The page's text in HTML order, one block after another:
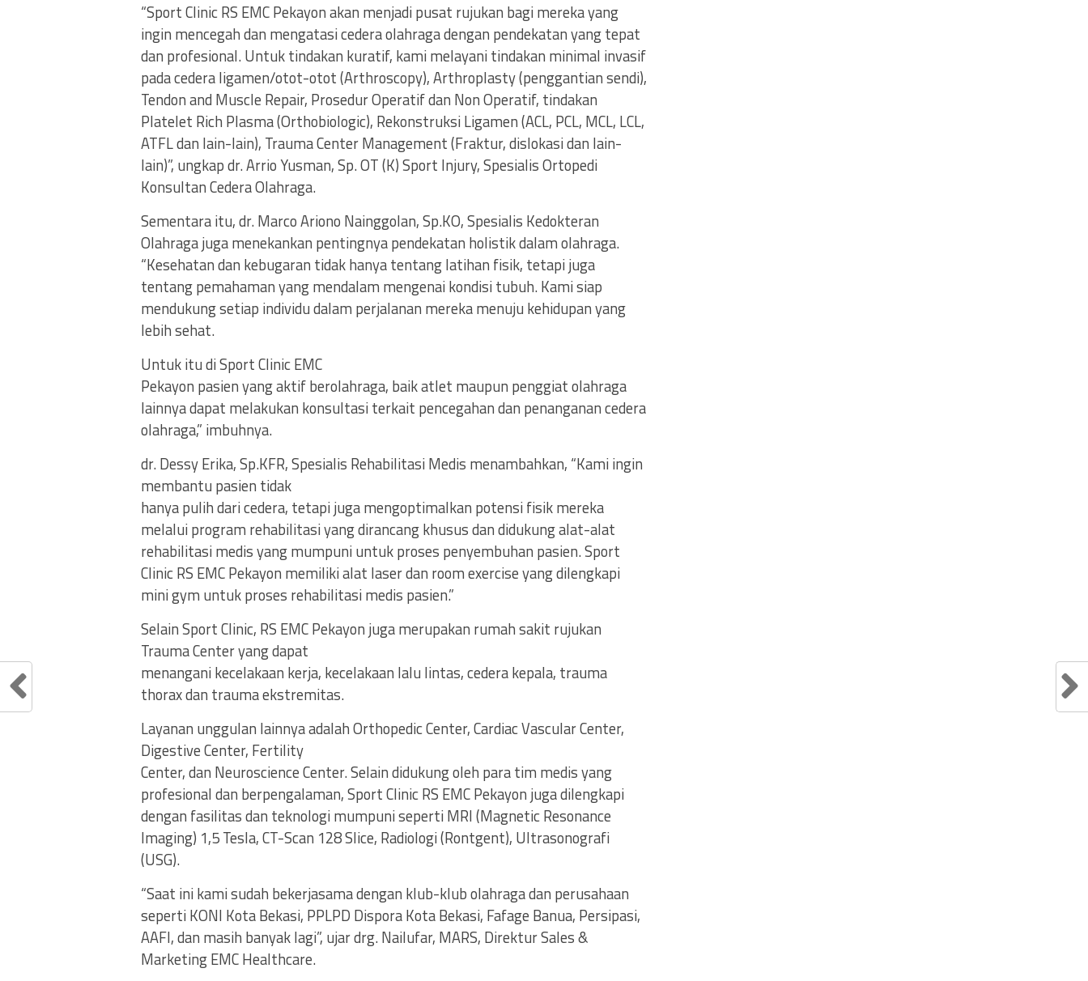
“Sport Clinic RS EMC Pekayon akan menjadi pusat rujukan bagi mereka yang
ingin mencegah dan mengatasi cedera olahraga dengan pendekatan yang tepat
dan profesional. Untuk tindakan kuratif, kami melayani tindakan minimal invasif
pada cedera ligamen/otot-otot (Arthroscopy), Arthroplasty (penggantian sendi),
Tendon and Muscle Repair, Prosedur Operatif dan Non Operatif, tindakan
Platelet Rich Plasma (Orthobiologic), Rekonstruksi Ligamen (ACL, PCL, MCL, LCL,
ATFL dan lain-lain), Trauma Center Management (Fraktur, dislokasi dan lain-
lain)”, ungkap dr. Arrio Yusman, Sp. OT (K) Sport Injury, Spesialis Ortopedi
Konsultan Cedera Olahraga.
Sementara itu, dr. Marco Ariono Nainggolan, Sp.KO, Spesialis Kedokteran
Olahraga juga menekankan pentingnya pendekatan holistik dalam olahraga.
“Kesehatan dan kebugaran tidak hanya tentang latihan fisik, tetapi juga
tentang pemahaman yang mendalam mengenai kondisi tubuh. Kami siap
mendukung setiap individu dalam perjalanan mereka menuju kehidupan yang
lebih sehat.
Untuk itu di Sport Clinic EMC
Pekayon pasien yang aktif berolahraga, baik atlet maupun penggiat olahraga
lainnya dapat melakukan konsultasi terkait pencegahan dan penanganan cedera
olahraga,” imbuhnya.
dr. Dessy Erika, Sp.KFR, Spesialis Rehabilitasi Medis menambahkan, “Kami ingin
membantu pasien tidak
hanya pulih dari cedera, tetapi juga mengoptimalkan potensi fisik mereka
melalui program rehabilitasi yang dirancang khusus dan didukung alat-alat
rehabilitasi medis yang mumpuni untuk proses penyembuhan pasien. Sport
Clinic RS EMC Pekayon memiliki alat laser dan room exercise yang dilengkapi
mini gym untuk proses rehabilitasi medis pasien.”
Selain Sport Clinic, RS EMC Pekayon juga merupakan rumah sakit rujukan
Trauma Center yang dapat
menangani kecelakaan kerja, kecelakaan lalu lintas, cedera kepala, trauma
thorax dan trauma ekstremitas.
Layanan unggulan lainnya adalah Orthopedic Center, Cardiac Vascular Center,
Digestive Center, Fertility
Center, dan Neuroscience Center. Selain didukung oleh para tim medis yang
profesional dan berpengalaman, Sport Clinic RS EMC Pekayon juga dilengkapi
dengan fasilitas dan teknologi mumpuni seperti MRI (Magnetic Resonance
Imaging) 1,5 Tesla, CT-Scan 128 Slice, Radiologi (Rontgent), Ultrasonografi
(USG).
“Saat ini kami sudah bekerjasama dengan klub-klub olahraga dan perusahaan
seperti KONI Kota Bekasi, PPLPD Dispora Kota Bekasi, Fafage Banua, Persipasi,
AAFI, dan masih banyak lagi”, ujar drg. Nailufar, MARS, Direktur Sales &
Marketing EMC Healthcare.